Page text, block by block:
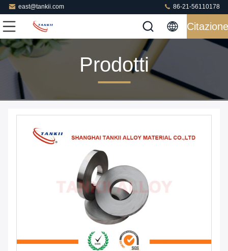
east@tankii.com 86-21-56110178
Citazione
Prodotti